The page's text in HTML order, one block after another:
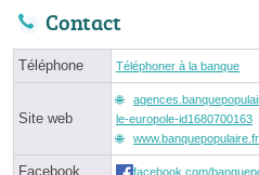
Contact
Téléphone Téléphoner à la banque
Site web
le-europole-id1680700163
Facebook facebook.com/